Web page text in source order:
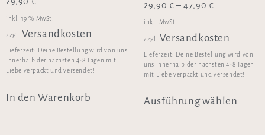
inkl. 19 % MwSt.
zzgl. Versandkosten
Lieferzeit: Deine Bestellung wird von uns
innerhalb der nächsten 4-8 Tagen mit
Liebe verpackt und versendet!
In den Warenkorb
29,90 €–47,90 €
inkl. MwSt.
zzgl. Versandkosten
Lieferzeit: Deine Bestellung wird von
uns innerhalb der nächsten 4-8 Tagen
mit Liebe verpackt und versendet!
Ausführung wählen